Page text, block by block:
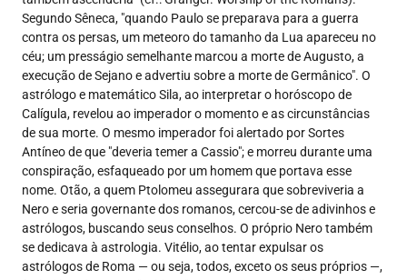
Segundo Sêneca, "quando Paulo se preparava para a guerra
contra os persas, um meteoro do tamanho da Lua apareceu no
céu; um presságio semelhante marcou a morte de Augusto, a
execução de Sejano e advertiu sobre a morte de Germânico". O
astrólogo e matemático Sila, ao interpretar o horóscopo de
Calígula, revelou ao imperador o momento e as circunstâncias
de sua morte. O mesmo imperador foi alertado por Sortes
Antíneo de que "deveria temer a Cassio"; e morreu durante uma
conspiração, esfaqueado por um homem que portava esse
nome. Otão, a quem Ptolomeu assegurara que sobreviveria a
Nero e seria governante dos romanos, cercou-se de adivinhos e
astrólogos, buscando seus conselhos. O próprio Nero também
se dedicava à astrologia. Vitélio, ao tentar expulsar os
astrólogos de Roma — ou seja, todos, exceto os seus próprios —,